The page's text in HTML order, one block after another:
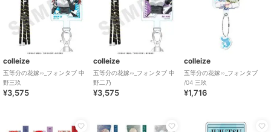
colleize
五等分の花嫁∽_フォンタブ 中
野三玖
¥3,575
colleize
五等分の花嫁∽_フォンタブ 中
野二乃
¥3,575
colleize
五等分の花嫁∽_フォンタブ
/04 三玖
¥1,716